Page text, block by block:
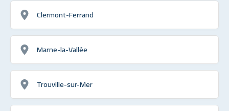
Clermont-Ferrand
Marne-la-Vallée
Trouville-sur-Mer